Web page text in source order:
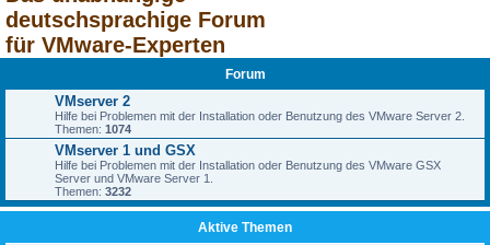
deutschsprachige Forum
für VMware-Experten
Forum
VMserver 2
Hilfe bei Problemen mit der Installation oder Benutzung des VMware Server 2.
Themen: 1074
VMserver 1 und GSX
Hilfe bei Problemen mit der Installation oder Benutzung des VMware GSX
Server und VMware Server 1.
Themen: 3232
Aktive Themen